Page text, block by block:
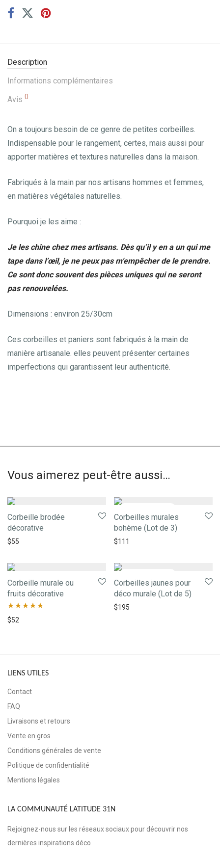
Description
Informations complémentaires
Avis 0
On a toujours besoin de ce genre de petites corbeilles.
Indispensable pour le rangement, certes, mais aussi pour
apporter matières et textures naturelles dans la maison.
Fabriqués à la main par nos artisans hommes et femmes,
en matières végétales naturelles.
Pourquoi je les aime :
Je les chine chez mes artisans. Dès qu’il y en a un qui me
tape dans l’œil, je ne peux pas m’empêcher de le prendre.
Ce sont donc souvent des pièces uniques qui ne seront
pas renouvelées.
Dimensions : environ 25/30cm
Ces corbeilles et paniers sont fabriqués à la main de
manière artisanale. elles peuvent présenter certaines
imperfections qui garantissent leur authenticité.
Vous aimerez peut-être aussi…
Corbeille brodée
décorative
$55
Corbeilles murales
bohème (Lot de 3)
$111
Corbeille murale ou
fruits décorative
Note
$52
Corbeilles jaunes pour
déco murale (Lot de 5)
$195
LIENS UTILES
Contact
FAQ
Livraisons et retours
Vente en gros
Conditions générales de vente
Politique de confidentialité
Mentions légales
LA COMMUNAUTÉ LATITUDE 31N
Rejoignez-nous sur les réseaux sociaux pour découvrir nos
dernières inspirations déco